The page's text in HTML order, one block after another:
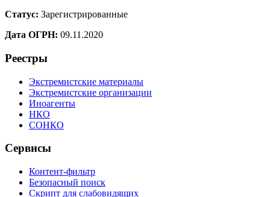
Статус: Зарегистрированные
Дата ОГРН: 09.11.2020
Реестры
Экстремистские материалы
Экстремистские организации
Иноагенты
НКО
СОНКО
Сервисы
Контент-фильтр
Безопасный поиск
Скрипт для слабовидящих